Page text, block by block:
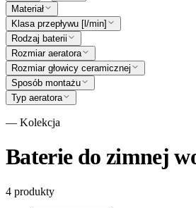
Materiał
Klasa przepływu [l/min]
Rodzaj baterii
Rozmiar aeratora
Rozmiar głowicy ceramicznej
Sposób montażu
Typ aeratora
— Kolekcja
Baterie do zimnej
4 produkty